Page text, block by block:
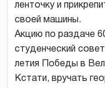
ленточку и
своей машины.
Акцию по раздаче
студенческий
летия Победы в
Кстати, вручать